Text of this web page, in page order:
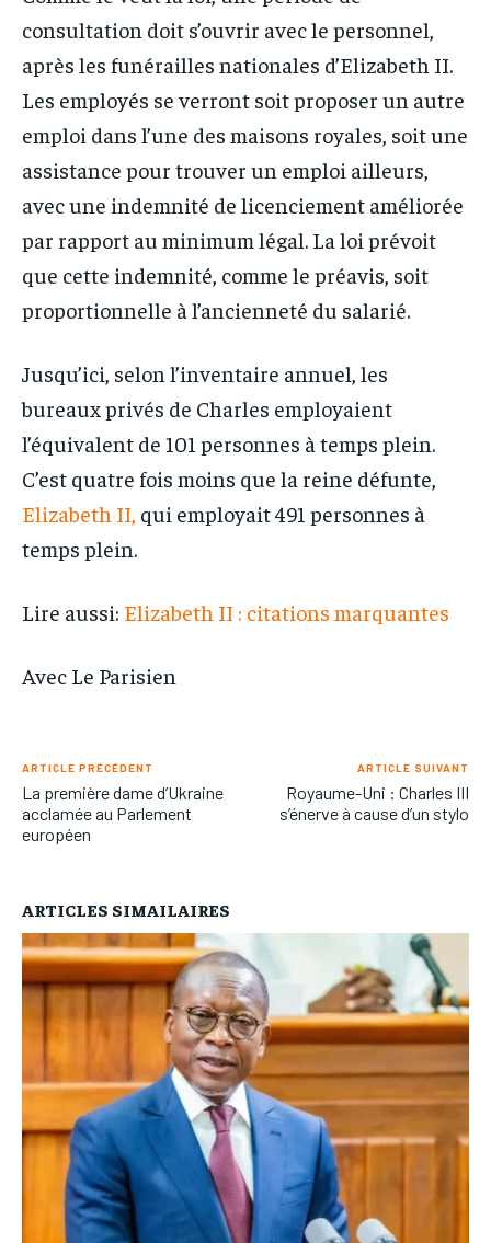
consultation doit s’ouvrir avec le personnel,
après les funérailles nationales d’Elizabeth II.
Les employés se verront soit proposer un autre
emploi dans l’une des maisons royales, soit une
assistance pour trouver un emploi ailleurs,
avec une indemnité de licenciement améliorée
par rapport au minimum légal. La loi prévoit
que cette indemnité, comme le préavis, soit
proportionnelle à l’ancienneté du salarié.
Jusqu’ici, selon l’inventaire annuel, les
bureaux privés de Charles employaient
l’équivalent de 101 personnes à temps plein.
C’est quatre fois moins que la reine défunte,
Elizabeth II, qui employait 491 personnes à
temps plein.
Lire aussi: Elizabeth II : citations marquantes
Avec Le Parisien
ARTICLE PRÉCÉDENT
La première dame d’Ukraine
acclamée au Parlement
européen
ARTICLE SUIVANT
Royaume-Uni : Charles III
s’énerve à cause d’un stylo
ARTICLES SIMAILAIRES